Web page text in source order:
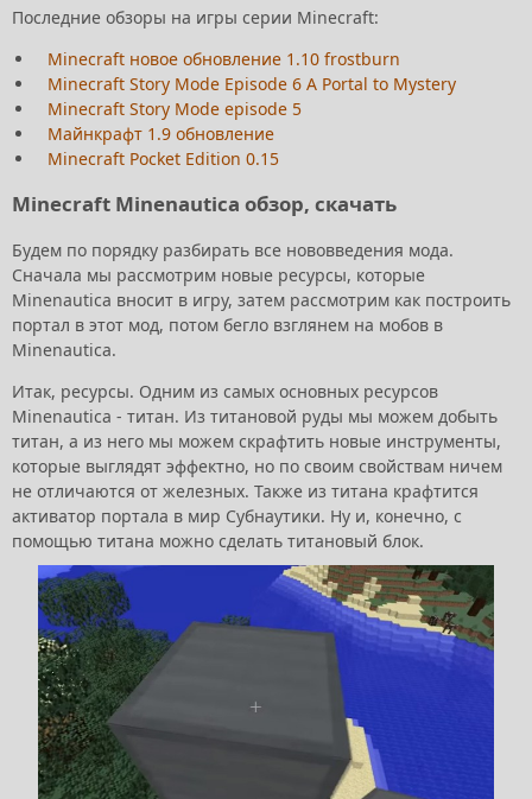
Последние обзоры на игры серии Minecraft:
Minecraft новое обновление 1.10 frostburn
Minecraft Story Mode Episode 6 A Portal to Mystery
Minecraft Story Mode episode 5
Майнкрафт 1.9 обновление
Minecraft Pocket Edition 0.15
Minecraft Minenautica обзор, скачать
Будем по порядку разбирать все нововведения мода.
Сначала мы рассмотрим новые ресурсы, которые
Minenautica вносит в игру, затем рассмотрим как построить
портал в этот мод, потом бегло взглянем на мобов в
Minenautica.
Итак, ресурсы. Одним из самых основных ресурсов
Minenautica - титан. Из титановой руды мы можем добыть
титан, а из него мы можем скрафтить новые инструменты,
которые выглядят эффектно, но по своим свойствам ничем
не отличаются от железных. Также из титана крафтится
активатор портала в мир Субнаутики. Ну и, конечно, с
помощью титана можно сделать титановый блок.